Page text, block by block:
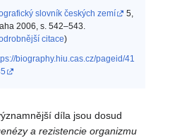
slovník českých zemí
5,
2006, s. 542–543.
citace)
biography.hiu.cas.cz/pageid/41
díla jsou dosud
a rezistencie organizmu